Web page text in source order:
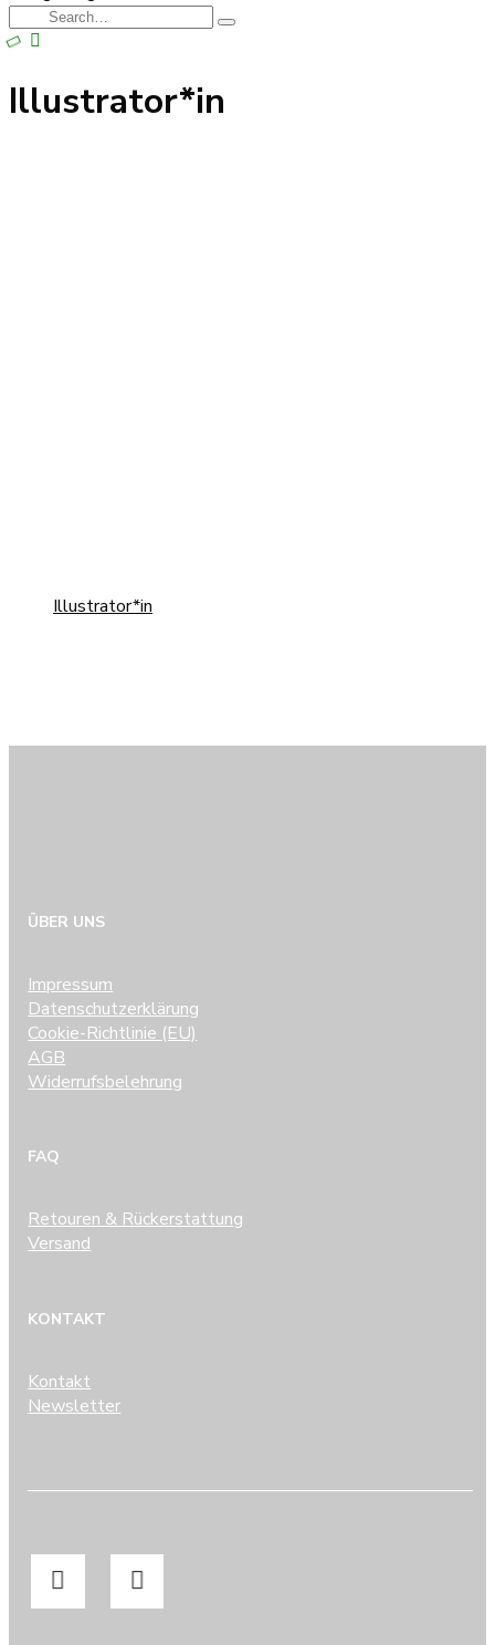
Search
for:
Type
Illustrator*in
Illustrator*in
ÜBER UNS
Impressum
Datenschutzerklärung
Cookie-Richtlinie (EU)
AGB
Widerrufsbelehrung
FAQ
Retouren & Rückerstattung
Versand
KONTAKT
Kontakt
Newsletter